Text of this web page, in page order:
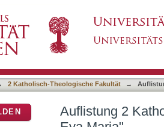
2 Katholisch-Theologische Fakultät →
Auflistung 2